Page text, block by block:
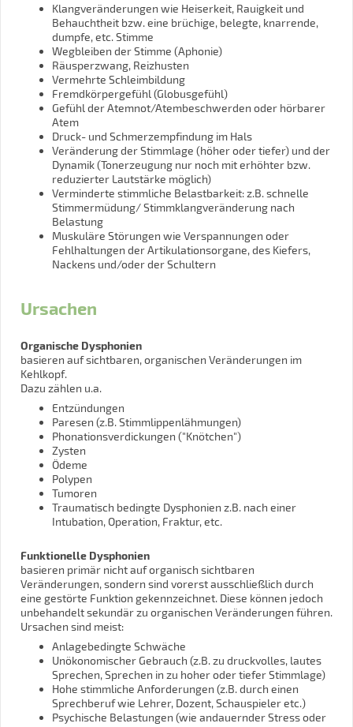
Klangveränderungen wie Heiserkeit, Rauigkeit und
Behauchtheit bzw. eine brüchige, belegte, knarrende,
dumpfe, etc. Stimme
Wegbleiben der Stimme (Aphonie)
Räusperzwang, Reizhusten
Vermehrte Schleimbildung
Fremdkörpergefühl (Globusgefühl)
Gefühl der Atemnot/Atembeschwerden oder hörbarer
Atem
Druck- und Schmerzempfindung im Hals
Veränderung der Stimmlage (höher oder tiefer) und der
Dynamik (Tonerzeugung nur noch mit erhöhter bzw.
reduzierter Lautstärke möglich)
Verminderte stimmliche Belastbarkeit: z.B. schnelle
Stimmermüdung/ Stimmklangveränderung nach
Belastung
Muskuläre Störungen wie Verspannungen oder
Fehlhaltungen der Artikulationsorgane, des Kiefers,
Nackens und/oder der Schultern
Ursachen
Organische Dysphonien
basieren auf sichtbaren, organischen Veränderungen im
Kehlkopf.
Dazu zählen u.a.
Entzündungen
Paresen (z.B. Stimmlippenlähmungen)
Phonationsverdickungen ("Knötchen")
Zysten
Ödeme
Polypen
Tumoren
Traumatisch bedingte Dysphonien z.B. nach einer
Intubation, Operation, Fraktur, etc.
Funktionelle Dysphonien
basieren primär nicht auf organisch sichtbaren
Veränderungen, sondern sind vorerst ausschließlich durch
eine gestörte Funktion gekennzeichnet. Diese können jedoch
unbehandelt sekundär zu organischen Veränderungen führen.
Ursachen sind meist:
Anlagebedingte Schwäche
Unökonomischer Gebrauch (z.B. zu druckvolles, lautes
Sprechen, Sprechen in zu hoher oder tiefer Stimmlage)
Hohe stimmliche Anforderungen (z.B. durch einen
Sprechberuf wie Lehrer, Dozent, Schauspieler etc.)
Psychische Belastungen (wie andauernder Stress oder